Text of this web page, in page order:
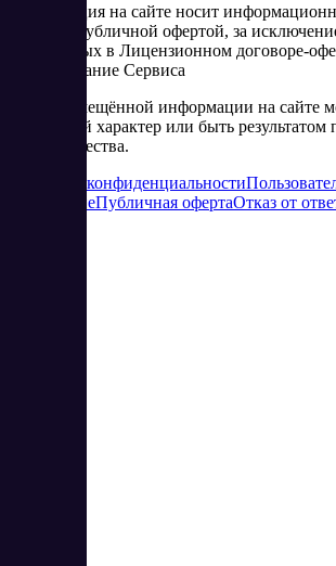
Информация на сайте носит
является публичной офертой, за
изложенных в Лицензионном договоре-
использование Сервиса
Часть размещённой информации на сайте
рекламный характер или быть результатом
сотрудничества.
Политика конфиденциальности
соглашениеПубличная офертаОтказ от